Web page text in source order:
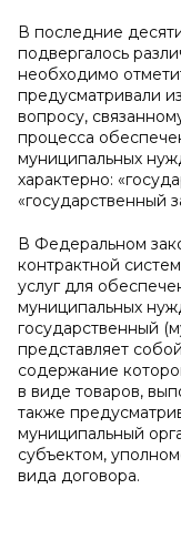
В последние
подвергалось
необходимо
предусматривали
вопросу,
процесса
муниципальных
характерно:
«государственный
В Федеральном
контрактной
услуг для
муниципальных
государственный
представляет
содержание
в виде товаров,
также
муниципальный
субъектом,
вида договора.